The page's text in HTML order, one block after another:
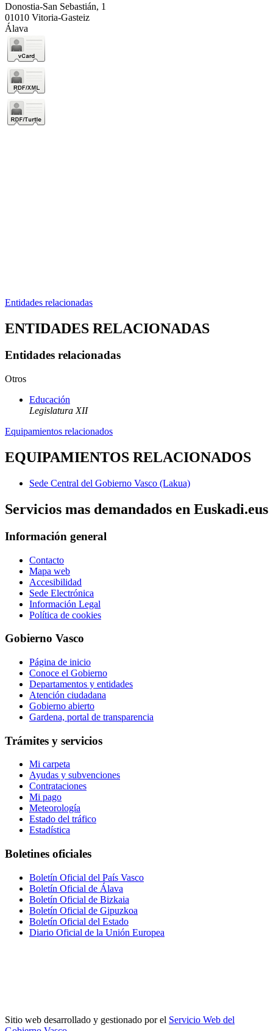
Donostia-San Sebastián, 1
01010 Vitoria-Gasteiz
Álava
Entidades relacionadas
ENTIDADES RELACIONADAS
Entidades relacionadas
Otros
Educación
Legislatura XII
Equipamientos relacionados
EQUIPAMIENTOS RELACIONADOS
Sede Central del Gobierno Vasco (Lakua)
Servicios mas demandados en Euskadi.eus
Información general
Contacto
Mapa web
Accesibilidad
Sede Electrónica
Información Legal
Política de cookies
Gobierno Vasco
Página de inicio
Conoce el Gobierno
Departamentos y entidades
Atención ciudadana
Gobierno abierto
Gardena, portal de transparencia
Trámites y servicios
Mi carpeta
Ayudas y subvenciones
Contrataciones
Mi pago
Meteorología
Estado del tráfico
Estadística
Boletines oficiales
Boletín Oficial del País Vasco
Boletín Oficial de Álava
Boletín Oficial de Bizkaia
Boletín Oficial de Gipuzkoa
Boletín Oficial del Estado
Diario Oficial de la Unión Europea
Sitio web desarrollado y gestionado por el Servicio Web del